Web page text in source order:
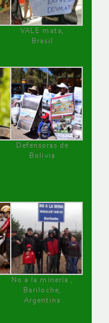
VALE mata,
Brasil
Defensoras de
Bolivia
No a la minería ,
Bariloche,
Argentina